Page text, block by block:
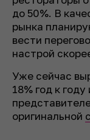
до 50%. В
рынка
вести
настрой
Уже сейчас
18% год к
оригинальной